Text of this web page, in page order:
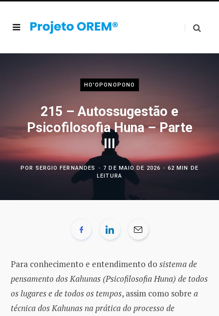
HO'OPONOPONO
215 – Autossugestão e
Psicofilosofia Huna – Parte
III
POR SERGIO FERNANDES 7 DE MAIO DE 2026
62 MIN DE
LEITURA
Para conhecimento e entendimento do sistema de
pensamento dos Kahunas (Psicofilosofia Huna) de todos
os lugares e de todos os tempos, assim como sobre a
técnica dos Kahunas na prática do processo de